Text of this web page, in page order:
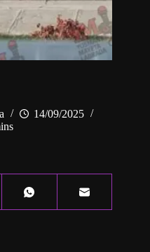
14/09/2025